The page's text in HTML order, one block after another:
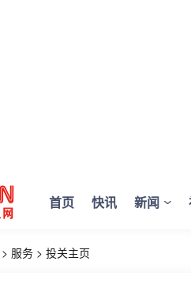
首页 快讯 新闻
> 服务 > 投关主页